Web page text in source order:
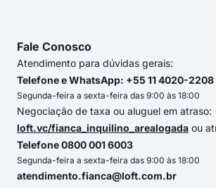
Fale Conosco
Atendimento para dúvidas gerais:
Telefone e WhatsApp: +55 11 4020-2208
Segunda-feira a sexta-feira das 9:00 às 18:00
Negociação de taxa ou aluguel em atraso:
loft.vc/fianca_inquilino_arealogada ou
Telefone 0800 001 6003
Segunda-feira a sexta-feira das 9:00 às 18:00
atendimento.fianca@loft.com.br